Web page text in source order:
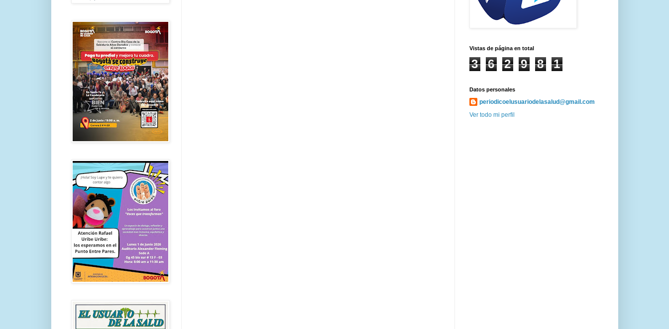
Vistas de página en total
3 6 2 9 8 1
Datos personales
periodicoelusuariodelasalud@gmail.com
Ver todo mi perfil